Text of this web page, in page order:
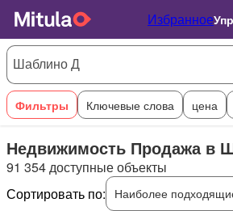
Избранное
Фильтры Ключевые слова цена
Недвижимость Продажа в
91 354 доступные объекты
Сортировать по:
Наиболее